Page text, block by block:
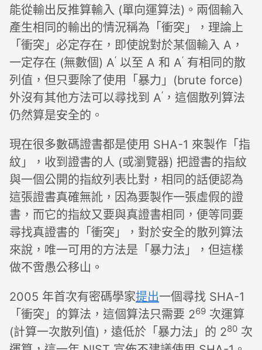
能從輸出反推算輸入 (單向運算法)。兩個輸入
產生相同的輸出的情況稱為「衝突」，理論上
「衝突」必定存在，即使說對於某個輸入 A，
一定存在 (無數個) A‘ 以至 A 和 A‘ 有相同的散
列值，但只要除了使用「暴力」(brute force)
外沒有其他方法可以尋找到 A‘ ，這個散列算法
仍然算是安全的。
現在很多數碼證書都是使用 SHA-1 來製作「指
紋」，收到證書的人 (或瀏覽器) 把證書的指紋
與一個公開的指紋列表比對，相同的話便認為
這張證書真確無訛，因為要製作一張虛假的證
書，而它的指紋又要與真證書相同，便等同要
尋找真證書的「衝突」，對於安全的散列算法
來說，唯一可用的方法是「暴力法」，但這樣
做不啻愚公移山。
2005 年首次有密碼學家提出一個尋找 SHA-1
「衝突」的算法，這個算法只需要 269 次運算
(計算一次散列值)，遠低於「暴力法」的 280 次